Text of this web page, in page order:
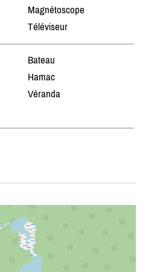
Magnétoscope
Téléviseur
Bateau
Hamac
Véranda